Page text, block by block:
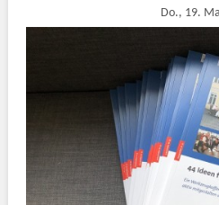
Do., 19.